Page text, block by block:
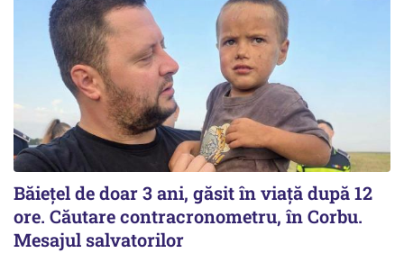
Băiețel de doar 3 ani, găsit în viață după 12
ore. Căutare contracronometru, în Corbu.
Mesajul salvatorilor